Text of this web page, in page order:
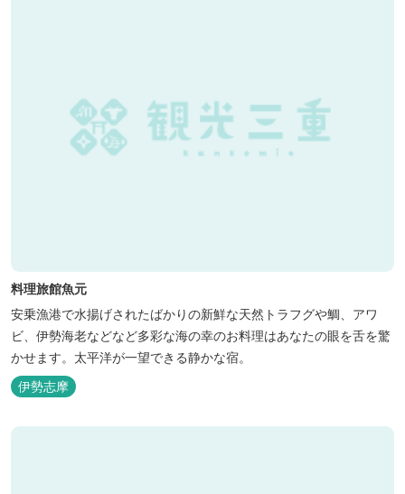
料理旅館魚元
安乗漁港で水揚げされたばかりの新鮮な天然トラフグや鯛、アワ
ビ、伊勢海老などなど多彩な海の幸のお料理はあなたの眼を舌を驚
かせます。太平洋が一望できる静かな宿。
伊勢志摩